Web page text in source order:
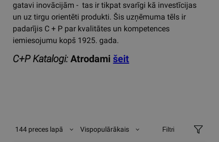
gatavi inovācijām - tas ir tikpat svarīgi kā investīcijas
un uz tirgu orientēti produkti. Šis uzņēmuma tēls ir
padarījis C + P par kvalitātes un kompetences
iemiesojumu kopš 1925. gada.
C+P Katalogi:Atrodamišeit
144 preces lapā Vispopulārākais Filtri